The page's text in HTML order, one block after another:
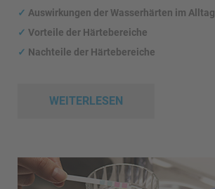
✓ Auswirkungen der Wasserhärten im Alltag
✓ Vorteile der Härtebereiche
✓ Nachteile der Härtebereiche
WEITERLESEN